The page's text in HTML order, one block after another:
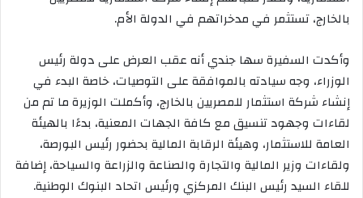
بالخارج، تستثمر في مدخراتهم في الدولة الأم.
وأكدت السفيرة سها جندي أنه عقب العرض على دولة رئيس
الوزراء، وجه سيادته بالموافقة على التوصيات، خاصة البدء في
إنشاء شركة استثمار للمصريين بالخارج، وأكملت الوزيرة ما تم من
لقاءات وجهود تنسيق مع كافة الجهات المعنية، بدءًا بالهيئة
العامة للاستثمار، وهيئة الرقابة المالية بحضور رئيس البورصة،
ولقاءات وزير المالية والتجارة والصناعة والزراعة والسياحة، إضافة
للقاء السيد رئيس البنك المركزي ورئيس اتحاد البنوك الوطنية.